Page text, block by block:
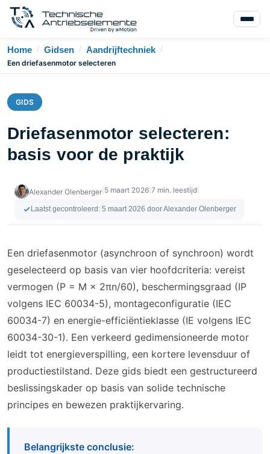
Home / Gidsen / Aandrijftechniek /
Een driefasenmotor selecteren
GIDS
Driefasenmotor selecteren:
basis voor de praktijk
Alexander Olenberger 5 maart 2026 7 min. leestijd
Laatst gecontroleerd: 5 maart 2026 door Alexander Olenberger
Een driefasenmotor (asynchroon of synchroon) wordt
geselecteerd op basis van vier hoofdcriteria: vereist
vermogen (P = M × 2πn/60), beschermingsgraad (IP
volgens IEC 60034-5), montageconfiguratie (IEC
60034-7) en energie-efficiëntieklasse (IE volgens IEC
60034-30-1). Een verkeerd gedimensioneerde motor
leidt tot energieverspilling, een kortere levensduur of
productiestilstand. Deze gids biedt een gestructureerd
beslissingskader op basis van solide technische
principes en bewezen praktijkervaring.
Belangrijkste conclusie: